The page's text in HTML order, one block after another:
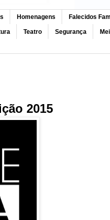
Homenagens Falecidos
Teatro Segurança
2015